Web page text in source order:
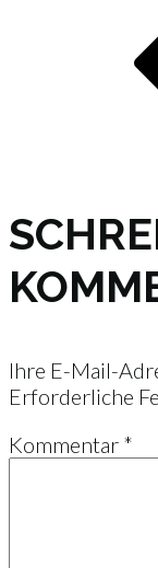
Ihre E-Mail-
Erforderliche
Kommentar *